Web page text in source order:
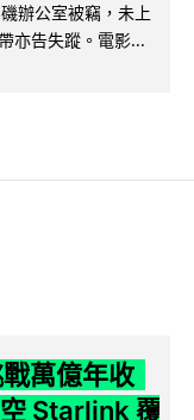
辦公室被竊，未上
亦告失蹤。電影...
萬億年收
Starlink 覆